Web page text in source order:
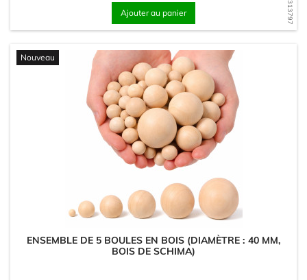
Ajouter au panier
Nouveau
ENSEMBLE DE 5 BOULES EN BOIS (DIAMÈTRE : 40 MM,
BOIS DE SCHIMA)